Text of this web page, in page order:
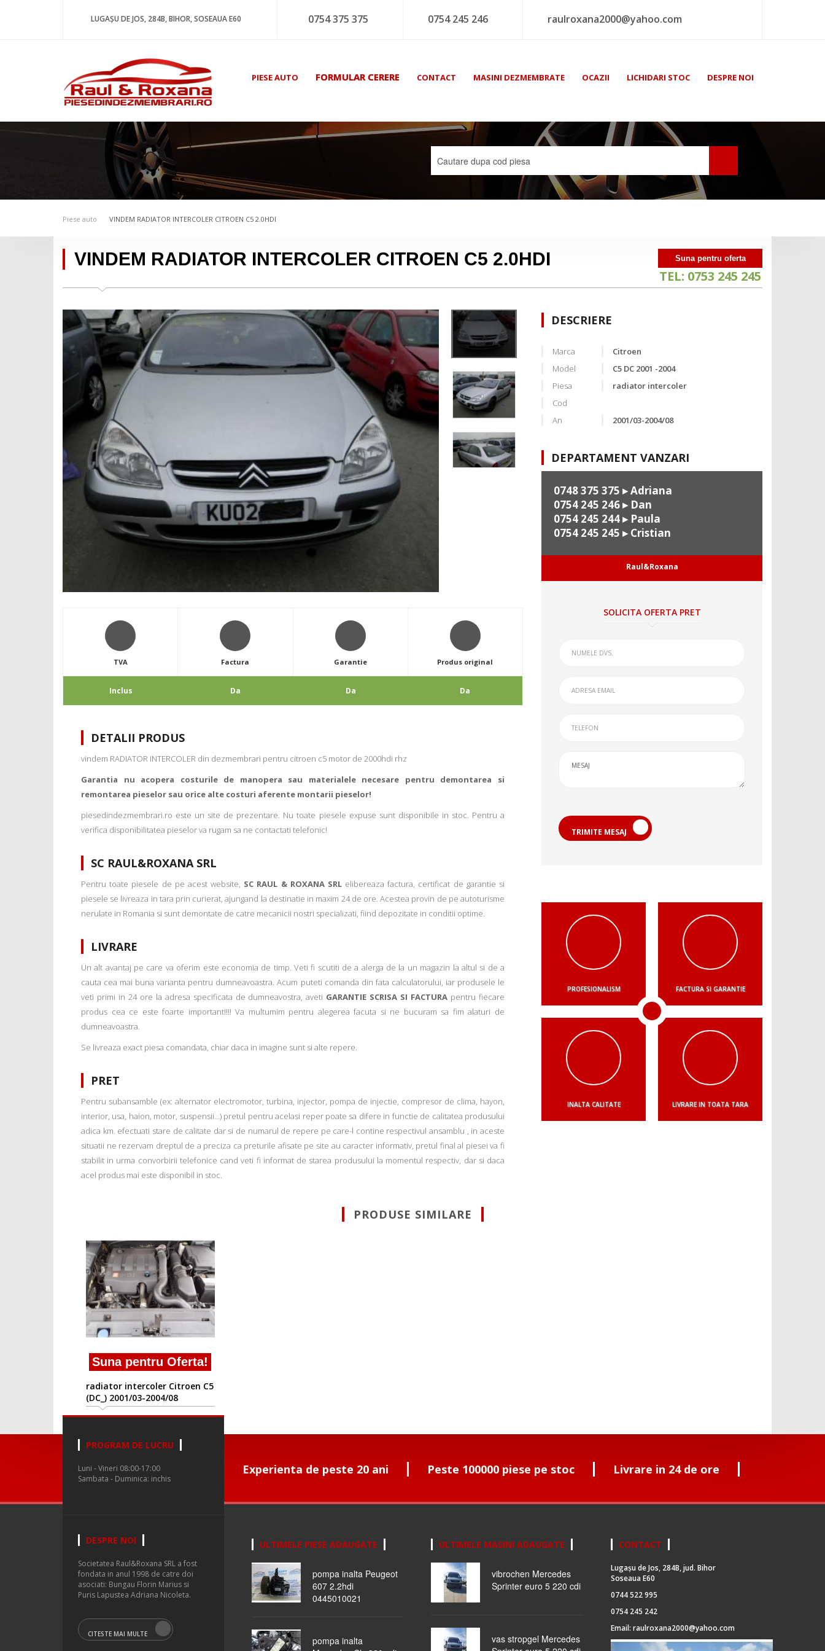
LUGAȘU DE JOS, 284B, BIHOR, SOSEAUA E60 0754 375 375 0754 245 246 raulroxana2000@yahoo.com
PIESE AUTO FORMULAR CERERE CONTACT MASINI DEZMEMBRATE OCAZII LICHIDARI STOC DESPRE NOI
Piese auto VINDEM RADIATOR INTERCOLER CITROEN C5 2.0HDI
VINDEM RADIATOR INTERCOLER CITROEN C5 2.0HDI Suna pentru oferta
TEL: 0753 245 245
TVA
Inclus
Factura
Da
Garantie
Da
Produs original
Da
DETALII PRODUS
vindem RADIATOR INTERCOLER din dezmembrari pentru citroen c5 motor de 2000hdi rhz
Garantia nu acopera costurile de manopera sau materialele necesare pentru demontarea si
remontarea pieselor sau orice alte costuri aferente montarii pieselor!
piesedindezmembrari.ro este un site de prezentare. Nu toate piesele expuse sunt disponibile in stoc. Pentru a
verifica disponibilitatea pieselor va rugam sa ne contactati telefonic!
SC RAUL&ROXANA SRL
Pentru toate piesele de pe acest website, SC RAUL & ROXANA SRLelibereaza factura, certificat de garantie si
piesele se livreaza in tara prin curierat, ajungand la destinatie in maxim 24 de ore. Acestea provin de pe autoturisme
nerulate in Romania si sunt demontate de catre mecanicii nostri specializati, fiind depozitate in conditii optime.
LIVRARE
Un alt avantaj pe care va oferim este economia de timp. Veti fi scutiti de a alerga de la un magazin la altul si de a
cauta cea mai buna varianta pentru dumneavoastra. Acum puteti comanda din fata calculatorului, iar produsele le
veti primi in 24 ore la adresa specificata de dumneavostra, aveti GARANTIE SCRISA SI FACTURA pentru fiecare
produs cea ce este foarte important!!!! Va multumim pentru alegerea facuta si ne bucuram sa fim alaturi de
dumneavoastra.
Se livreaza exact piesa comandata, chiar daca in imagine sunt si alte repere.
PRET
Pentru subansamble (ex: alternator electromotor, turbina, injector, pompa de injectie, compresor de clima, hayon,
interior, usa, haion, motor, suspensii...) pretul pentru acelasi reper poate sa difere in functie de calitatea produsului
adica km. efectuati stare de calitate dar si de numarul de repere pe care-l contine respectivul ansamblu , in aceste
situatii ne rezervam dreptul de a preciza ca preturile afisate pe site au caracter informativ, pretul final al piesei va fi
stabilit in urma convorbirii telefonice cand veti fi informat de starea produsului la momentul respectiv, dar si daca
acel produs mai este disponibil in stoc.
DESCRIERE
Marca
Citroen
Model
C5 DC 2001 -2004
Piesa
radiator intercoler
Cod
An
2001/03-2004/08
DEPARTAMENT VANZARI
0748 375 375 ▸ Adriana
0754 245 246▸ Dan
0754 245 244▸ Paula
0754 245 245 ▸ Cristian
Raul&Roxana
SOLICITA OFERTA PRET
TRIMITE MESAJ
PROFESIONALISM FACTURA SI GARANTIE
INALTA CALITATE LIVRARE IN TOATA TARA
PRODUSE SIMILARE
Suna pentru Oferta!
radiator intercoler Citroen C5
(DC_) 2001/03-2004/08
Experienta de peste 20 ani Peste 100000 piese pe stoc Livrare in 24 de ore
PROGRAM DE LUCRU
Luni - Vineri 08:00-17:00
Sambata - Duminica: inchis
DESPRE NOI
Societatea Raul&Roxana SRL a fost
fondata in anul 1998 de catre doi
asociati: Bungau Florin Marius si
Puris Lapustea Adriana Nicoleta.
CITESTE MAI MULTE
ULTIMELE PIESE ADAUGATE
pompa inalta Peugeot
607 2.2hdi
0445010021
pompa inalta
ULTIMELE MASINI ADAUGATE
vibrochen Mercedes
Sprinter euro 5 220 cdi
vas stropgel Mercedes
CONTACT
Lugașu de Jos, 284B, jud. Bihor
Soseaua E60
0744 522 995
0754 245 242
Email: raulroxana2000@yahoo.com